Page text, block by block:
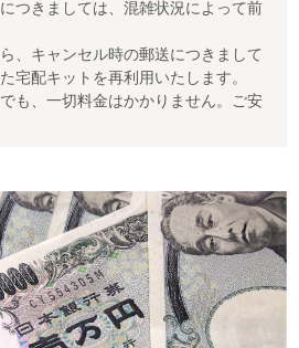
つきましては、混雑状況によって前
、キャンセル時の郵送につきまして
宅配キットを再利用いたします。
も、一切料金はかかりません。ご安